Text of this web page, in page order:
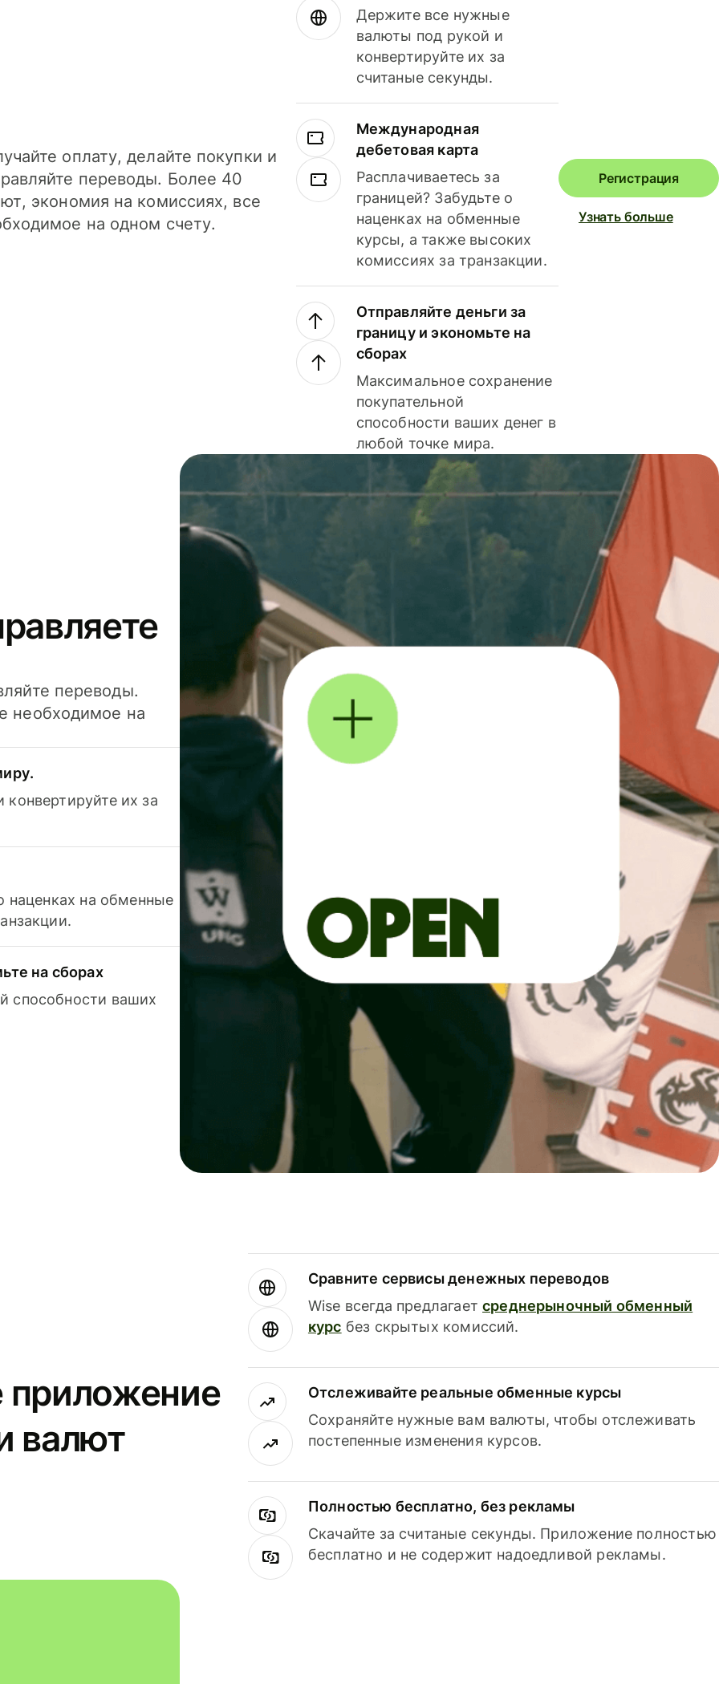
оплату, делайте покупки и
переводы. Более 40
экономия на комиссиях, все
на одном счету.
Держите все нужные
валюты под рукой и
конвертируйте их за
считаные секунды.
Международная
дебетовая карта
Расплачиваетесь за
границей? Забудьте о
наценках на обменные
курсы, а также высоких
комиссиях за транзакции.
Отправляйте деньги за
границу и экономьте на
сборах
Максимальное сохранение
покупательной
способности ваших денег в
любой точке мира.
Регистрация
Узнать больше
переводы.
необходимое на
их за
наценках на обменные
на сборах
способности ваших
приложение
валют
Сравните сервисы денежных переводов
Wise всегда предлагаетсреднерыночный обменный
курс без скрытых комиссий.
Отслеживайте реальные обменные курсы
Сохраняйте нужные вам валюты, чтобы отслеживать
постепенные изменения курсов.
Полностью бесплатно, без рекламы
Скачайте за считаные секунды. Приложение полностью
бесплатно и не содержит надоедливой рекламы.